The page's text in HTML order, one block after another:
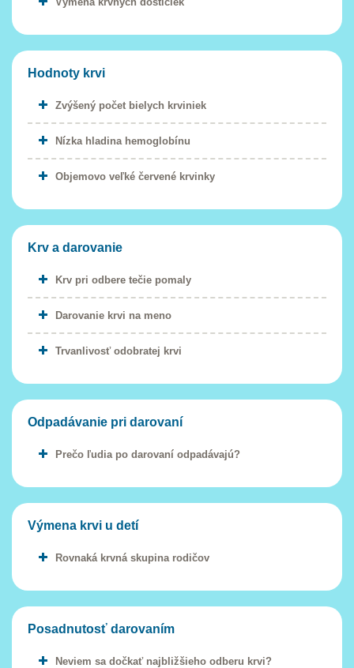
Hodnoty krvi
Zvýšený počet bielych krviniek
Nízka hladina hemoglobínu
Objemovo veľké červené krvinky
Krv a darovanie
Krv pri odbere tečie pomaly
Darovanie krvi na meno
Trvanlivosť odobratej krvi
Odpadávanie pri darovaní
Prečo ľudia po darovaní odpadávajú?
Výmena krvi u detí
Rovnaká krvná skupina rodičov
Posadnutosť darovaním
Neviem sa dočkať najbližšieho odberu krvi?